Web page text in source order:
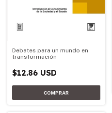
Debates para un mundo en
transformación
$12.86 USD